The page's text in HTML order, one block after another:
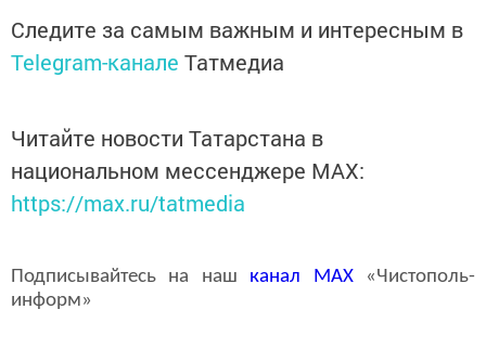
Следите за самым важным и интересным в
Telegram-канале Татмедиа
Читайте новости Татарстана в
национальном мессенджере MАХ:
https://max.ru/tatmedia
Подписывайтесь на наш канал MAX«Чистополь-
информ»